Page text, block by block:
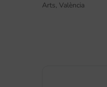
Arts, València